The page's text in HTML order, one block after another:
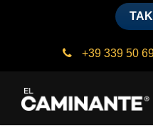
+39 339 50